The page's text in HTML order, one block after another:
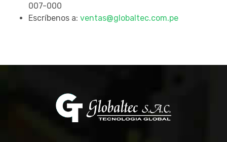
007-000
Escríbenos a: ventas@globaltec.com.pe